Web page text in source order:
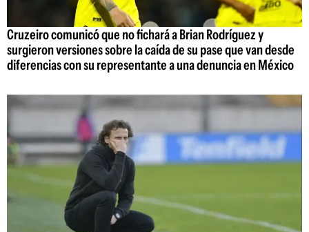
Cruzeiro comunicó que no fichará a Brian Rodríguez y
surgieron versiones sobre la caída de su pase que van desde
diferencias con su representante a una denuncia en México